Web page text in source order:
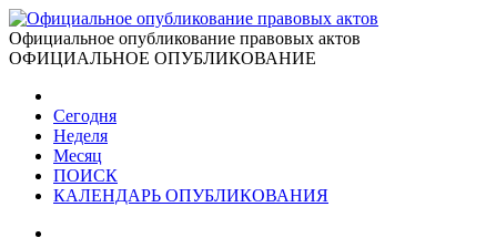
Официальное опубликование правовых актов
ОФИЦИАЛЬНОЕ ОПУБЛИКОВАНИЕ
Сегодня
Неделя
Месяц
ПОИСК
КАЛЕНДАРЬ ОПУБЛИКОВАНИЯ